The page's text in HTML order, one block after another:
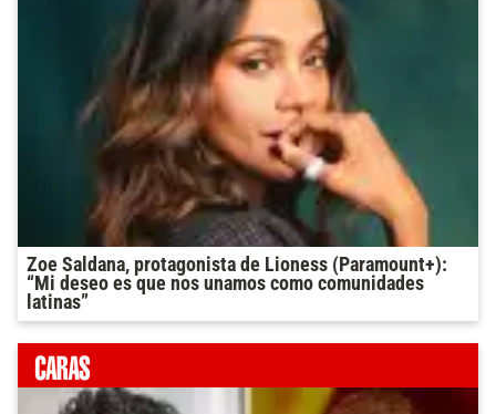
Zoe Saldana, protagonista de Lioness (Paramount+):
“Mi deseo es que nos unamos como comunidades
latinas”